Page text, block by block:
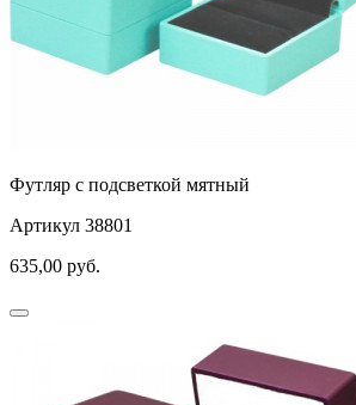
Футляр с подсветкой мятный
Артикул 38801
635,00 руб.